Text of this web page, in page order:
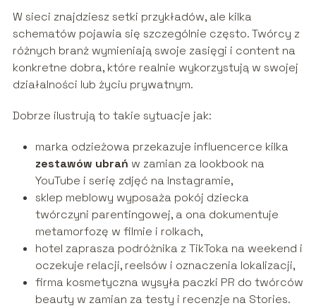
W sieci znajdziesz setki przykładów, ale kilka
schematów pojawia się szczególnie często. Twórcy z
różnych branż wymieniają swoje zasięgi i content na
konkretne dobra, które realnie wykorzystują w swojej
działalności lub życiu prywatnym.
Dobrze ilustrują to takie sytuacje jak:
marka odzieżowa przekazuje influencerce kilka
zestawów ubrań w zamian za lookbook na
YouTube i serię zdjęć na Instagramie,
sklep meblowy wyposaża pokój dziecka
twórczyni parentingowej, a ona dokumentuje
metamorfozę w filmie i rolkach,
hotel zaprasza podróżnika z TikToka na weekend i
oczekuje relacji, reelsów i oznaczenia lokalizacji,
firma kosmetyczna wysyła paczki PR do twórców
beauty w zamian za testy i recenzje na Stories.